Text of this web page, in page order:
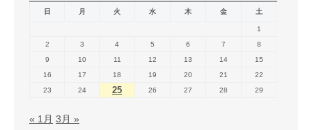
日 月 火 水 木 金 土
1
2
3 4 5 6 7
8
9
10 11 12 13 14
15
16
17 18 19 20 21
22
23
24 25 26 27 28 29
« 1月 3月 »